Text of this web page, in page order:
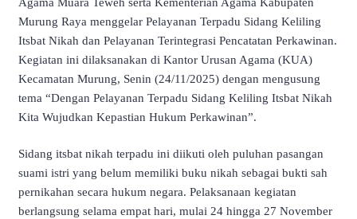
Murung Raya menggelar Pelayanan Terpadu Sidang Keliling
Itsbat Nikah dan Pelayanan Terintegrasi Pencatatan Perkawinan.
Kegiatan ini dilaksanakan di Kantor Urusan Agama (KUA)
Kecamatan Murung, Senin (24/11/2025) dengan mengusung
tema “Dengan Pelayanan Terpadu Sidang Keliling Itsbat Nikah
Kita Wujudkan Kepastian Hukum Perkawinan”.
Sidang itsbat nikah terpadu ini diikuti oleh puluhan pasangan
suami istri yang belum memiliki buku nikah sebagai bukti sah
pernikahan secara hukum negara. Pelaksanaan kegiatan
berlangsung selama empat hari, mulai 24 hingga 27 November